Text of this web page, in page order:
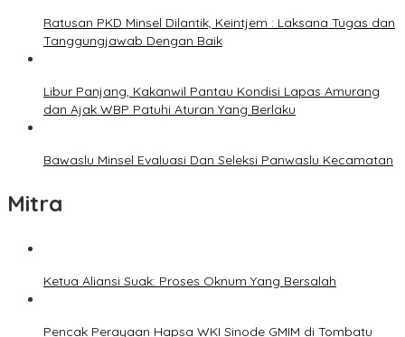
Ratusan PKD Minsel Dilantik, Keintjem : Laksana Tugas dan
Tanggungjawab Dengan Baik
Libur Panjang, Kakanwil Pantau Kondisi Lapas Amurang
dan Ajak WBP Patuhi Aturan Yang Berlaku
Bawaslu Minsel Evaluasi Dan Seleksi Panwaslu Kecamatan
Mitra
Ketua Aliansi Suak: Proses Oknum Yang Bersalah
Pencak Perayaan Hapsa WKI Sinode GMIM di Tombatu